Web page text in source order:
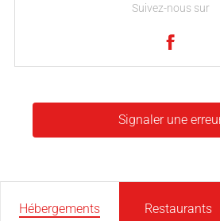
Suivez-nous sur
Signaler une
Hébergements Restaurants